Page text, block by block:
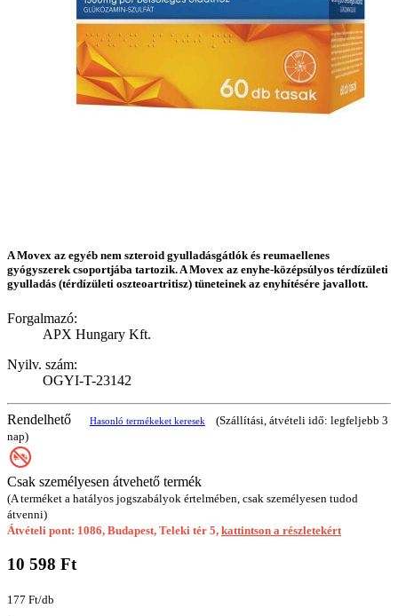
A Movex az egyéb nem szteroid gyulladásgátlók és reumaellenes
gyógyszerek csoportjába tartozik. A Movex az enyhe-középsúlyos térdízületi
gyulladás (térdízületi oszteoartritisz) tüneteinek az enyhítésére javallott.
Forgalmazó:
APX Hungary Kft.
Nyilv. szám:
OGYI-T-23142
Rendelhető Hasonló termékeket keresek
(Szállítási, átvételi idő: legfeljebb 3
nap)
Csak személyesen átvehető termék
(A terméket a hatályos jogszabályok értelmében, csak személyesen tudod
átvenni)
Átvételi pont: 1086, Budapest, Teleki tér 5, kattintson a részletekért
10 598 Ft
177 Ft/db